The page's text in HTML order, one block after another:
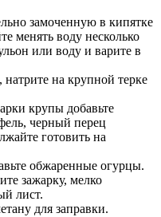
замоченную в кипятке
менять воду несколько
или воду и варите в
на крупной терке
крупы добавьте
черный перец
готовить на
обжаренные огурцы.
зажарку, мелко
лист.
для заправки.